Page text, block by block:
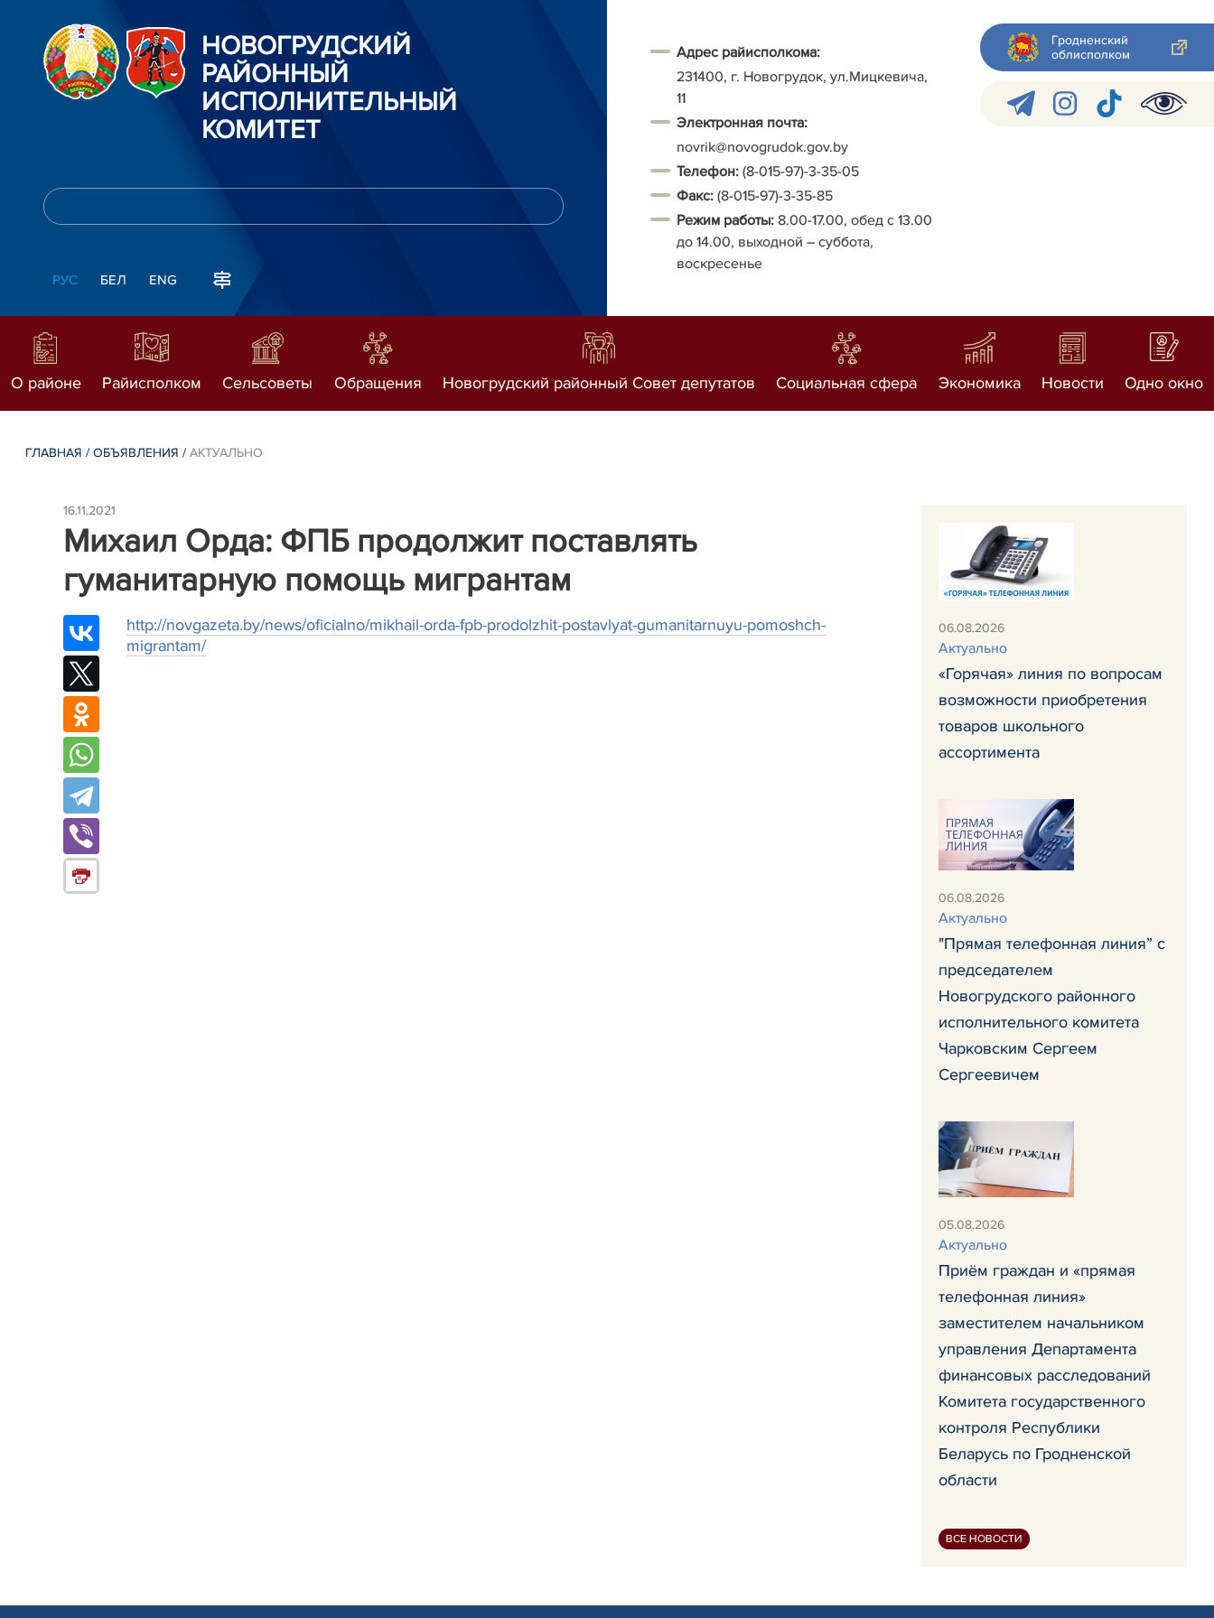
НОВОГРУДСКИЙ
РАЙОННЫЙ
ИСПОЛНИТЕЛЬНЫЙ
КОМИТЕТ
РУС БЕЛ ENG
Адрес райисполкома:
231400, г. Новогрудок, ул.Мицкевича,
11
Электронная почта:
novrik@novogrudok.gov.by
Телефон: (8-015-97)-3-35-05
Факс: (8-015-97)-3-35-85
Режим работы: 8.00-17.00, обед с 13.00
до 14.00, выходной – суббота,
воскресенье
Гродненский
облисполком
О районе Райисполком Сельсоветы Обращения Новогрудский районный Совет депутатов Социальная сфера Экономика Новости Одно окно
ГЛАВНАЯ /ОБЪЯВЛЕНИЯ /АКТУАЛЬНО
16.11.2021
Михаил Орда: ФПБ продолжит поставлять
гуманитарную помощь мигрантам
http://novgazeta.by/news/oficialno/mikhail-orda-fpb-prodolzhit-postavlyat-gumanitarnuyu-pomoshch-
migrantam/
06.08.2026
Актуально
«Горячая» линия по вопросам
возможности приобретения
товаров школьного
ассортимента
06.08.2026
Актуально
"Прямая телефонная линия” с
председателем
Новогрудского районного
исполнительного комитета
Чарковским Сергеем
Сергеевичем
05.08.2026
Актуально
Приём граждан и «прямая
телефонная линия»
заместителем начальником
управления Департамента
финансовых расследований
Комитета государственного
контроля Республики
Беларусь по Гродненской
области
ВСЕ НОВОСТИ